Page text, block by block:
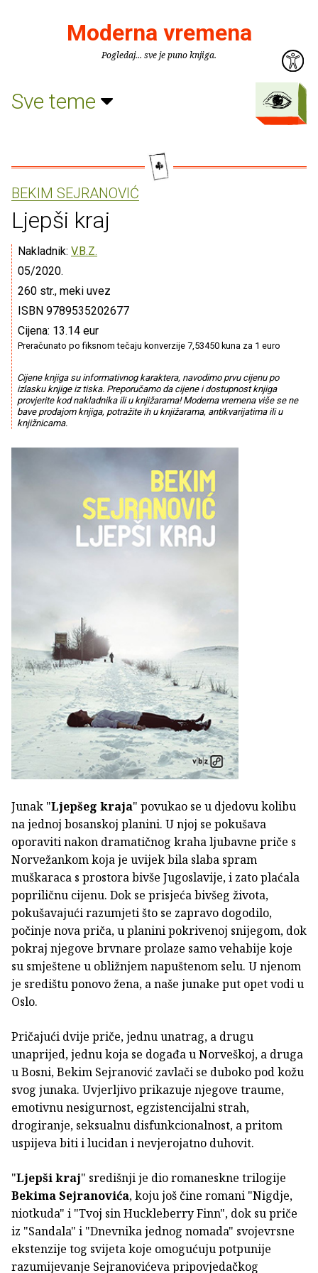
Moderna vremena
Pogledaj... sve je puno knjiga.
Sve teme
BEKIM SEJRANOVIĆ
Ljepši kraj
Nakladnik: V.B.Z.
05/2020.
260 str., meki uvez
ISBN 9789535202677
Cijena: 13.14 eur
Preračunato po fiksnom tečaju konverzije 7,53450 kuna za 1 euro
Cijene knjiga su informativnog karaktera, navodimo prvu cijenu po
izlasku knjige iz tiska. Preporučamo da cijene i dostupnost knjiga
provjerite kod nakladnika ili u knjižarama! Moderna vremena više se ne
bave prodajom knjiga, potražite ih u knjižarama, antikvarijatima ili u
knjižnicama.
Junak "Ljepšeg kraja" povukao se u djedovu kolibu
na jednoj bosanskoj planini. U njoj se pokušava
oporaviti nakon dramatičnog kraha ljubavne priče s
Norvežankom koja je uvijek bila slaba spram
muškaraca s prostora bivše Jugoslavije, i zato plaćala
popriličnu cijenu. Dok se prisjeća bivšeg života,
pokušavajući razumjeti što se zapravo dogodilo,
počinje nova priča, u planini pokrivenoj snijegom, dok
pokraj njegove brvnare prolaze samo vehabije koje
su smještene u obližnjem napuštenom selu. U njenom
je središtu ponovo žena, a naše junake put opet vodi u
Oslo.
Pričajući dvije priče, jednu unatrag, a drugu
unaprijed, jednu koja se događa u Norveškoj, a druga
u Bosni, Bekim Sejranović zavlači se duboko pod kožu
svog junaka. Uvjerljivo prikazuje njegove traume,
emotivnu nesigurnost, egzistencijalni strah,
drogiranje, seksualnu disfunkcionalnost, a pritom
uspijeva biti i lucidan i nevjerojatno duhovit.
"Ljepši kraj" središnji je dio romaneskne trilogije
Bekima Sejranovića, koju još čine romani "Nigdje,
niotkuda" i "Tvoj sin Huckleberry Finn", dok su priče
iz "Sandala" i "Dnevnika jednog nomada" svojevrsne
ekstenzije tog svijeta koje omogućuju potpunije
razumijevanje Sejranovićeva pripovjedačkog